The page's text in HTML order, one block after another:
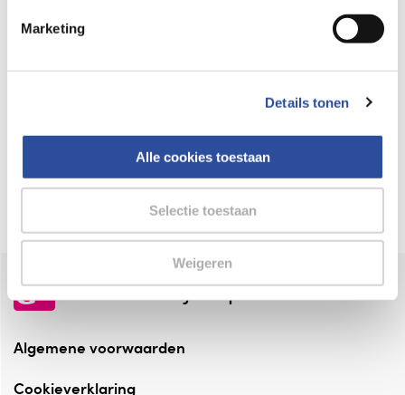
Marketing
Details tonen
Alle cookies toestaan
Selectie toestaan
Weigeren
⁠Verantwoorde zorg, ⁠ook online.
Altijd onze folder bij de hand
Check onze folders ⁠bij AlleFolders.
de vriendelijke specialist
Algemene voorwaarden
Cookieverklaring